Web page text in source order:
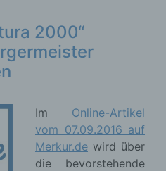
2000“
Im Online-Artikel
vom 07.09.2016 auf
Merkur.de wird über
die bevorstehende